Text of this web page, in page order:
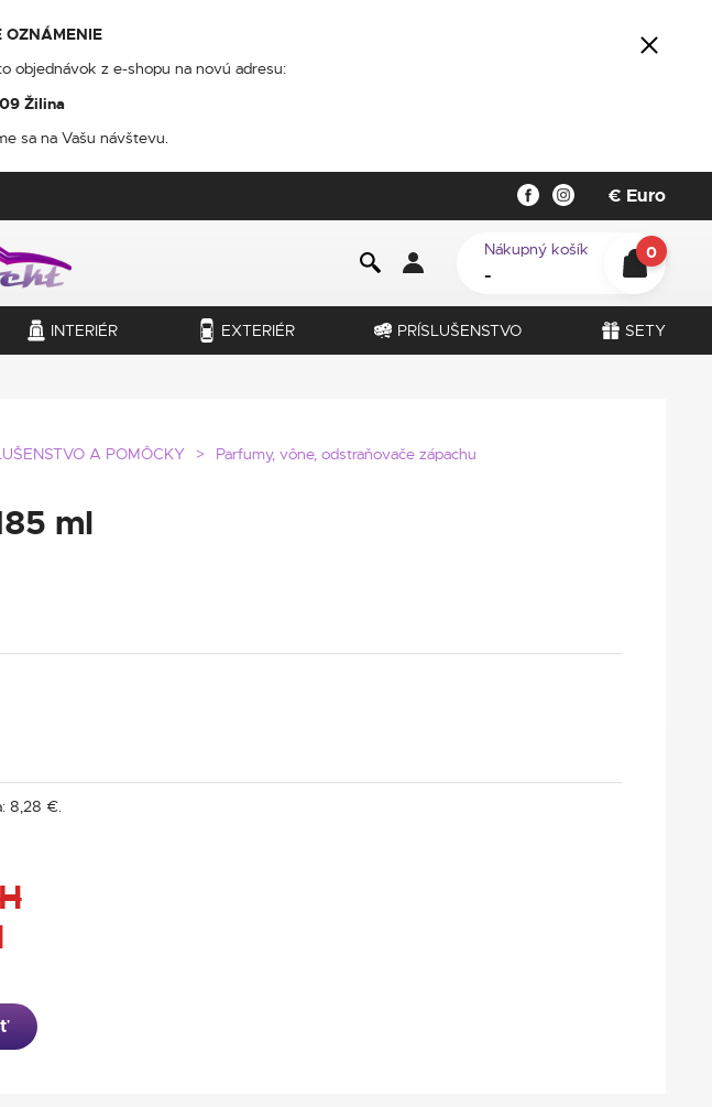
OZNÁMENIE
objednávok z e-shopu na novú adresu:
Žilina
sa na Vašu návštevu.
€ Euro
0
Nákupný košík
-
INTERIÉR EXTERIÉR PRÍSLUŠENSTVO SETY
A POMÔCKY
Parfumy, vône, odstraňovače zápachu
ml
8,28 €.